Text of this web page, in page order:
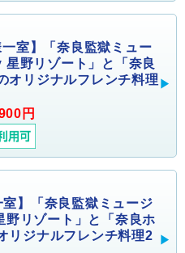
一室】「奈良監獄ミュー
星野リゾート」と「奈良
オリジナルフレンチ料理
円
室】「奈良監獄ミュージ
野リゾート」と「奈良ホ
リジナルフレンチ料理2